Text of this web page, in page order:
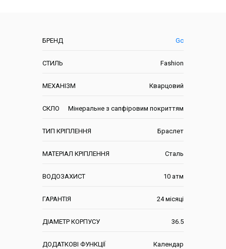
БРЕНД Gc
СТИЛЬ Fashion
МЕХАНІЗМ Кварцовий
СКЛО Мінеральне з сапфіровим покриттям
ТИП КРІПЛЕННЯ Браслет
МАТЕРІАЛ КРІПЛЕННЯ Сталь
ВОДОЗАХИСТ 10 атм
ГАРАНТІЯ 24 місяці
ДІАМЕТР КОРПУСУ 36.5
ДОДАТКОВІ ФУНКЦІЇ Календар